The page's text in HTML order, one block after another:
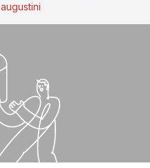
augustini